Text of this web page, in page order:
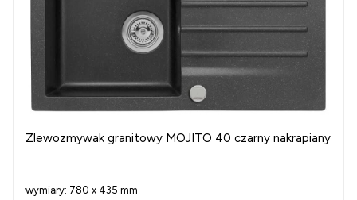
Zlewozmywak granitowy MOJITO 40 czarny nakrapiany
wymiary: 780 x 435 mm